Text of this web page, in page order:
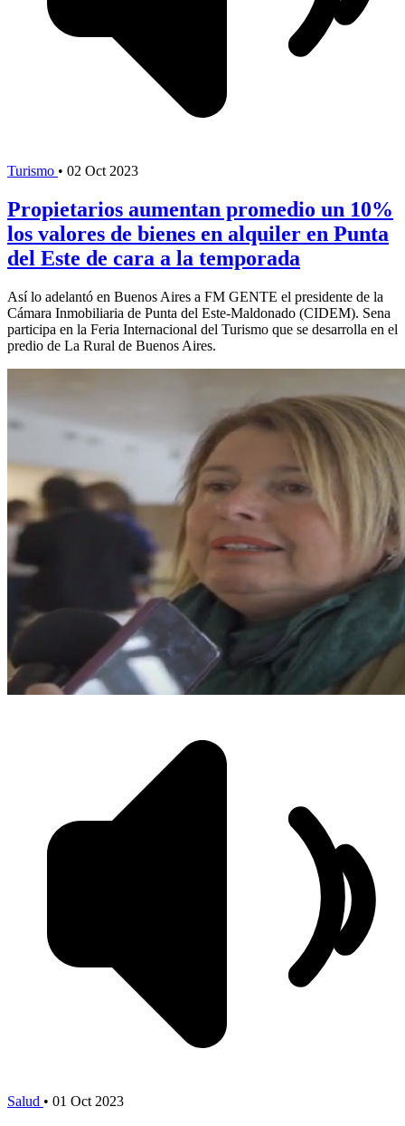
Turismo • 02 Oct 2023
Propietarios aumentan promedio un 10%
los valores de bienes en alquiler en Punta
del Este de cara a la temporada
Así lo adelantó en Buenos Aires a FM GENTE el presidente de la
Cámara Inmobiliaria de Punta del Este-Maldonado (CIDEM). Sena
participa en la Feria Internacional del Turismo que se desarrolla en el
predio de La Rural de Buenos Aires.
Salud • 01 Oct 2023